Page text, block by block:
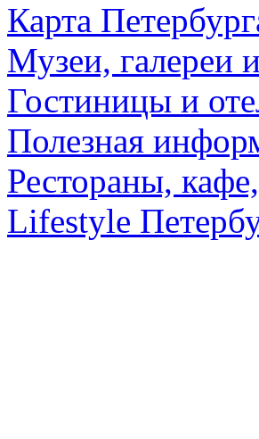
Карта
Музеи, галереи
Гостиницы и
Полезная
Рестораны,
Lifestyle